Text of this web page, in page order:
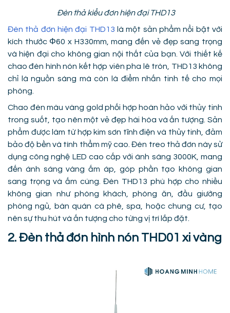
Đèn thả kiểu đơn hiện đại THD13
Đèn thả đơn hiện đại THD13 là một sản phẩm nổi bật với
kích thước Φ60 x H330mm, mang đến vẻ đẹp sang trọng
và hiện đại cho không gian nội thất của bạn. Với thiết kế
chao đèn hình nón kết hợp viên pha lê tròn, THD13 không
chỉ là nguồn sáng mà còn là điểm nhấn tinh tế cho mọi
phòng.
Chao đèn màu vàng gold phối hợp hoàn hảo với thủy tinh
trong suốt, tạo nên một vẻ đẹp hài hòa và ấn tượng. Sản
phẩm được làm từ hợp kim sơn tĩnh điện và thủy tinh, đảm
bảo độ bền và tính thẩm mỹ cao. Đèn treo thả đơn này sử
dụng công nghệ LED cao cấp với ánh sáng 3000K, mang
đến ánh sáng vàng ấm áp, góp phần tạo không gian
sang trọng và ấm cúng. Đèn THD13 phù hợp cho nhiều
không gian như phòng khách, phòng ăn, đầu giường
phòng ngủ, bàn quán cà phê, spa, hoặc chung cư, tạo
nên sự thu hút và ấn tượng cho từng vị trí lắp đặt.
2. Đèn thả đơn hình nón THD01 xi vàng